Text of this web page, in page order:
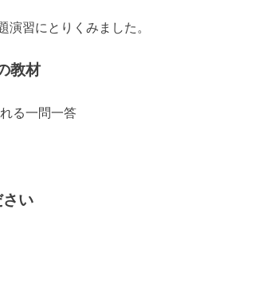
演習にとりくみました。
教材
る一問一答
さい